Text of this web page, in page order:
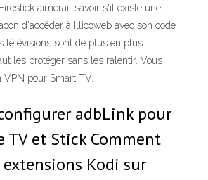
aimerait savoir s'il existe une
d'accéder à Illicoweb avec son code
télévisions sont de plus en plus
les protéger sans les ralentir. Vous
pour Smart TV.
adbLink pour
TV et Stick Comment
Kodi sur